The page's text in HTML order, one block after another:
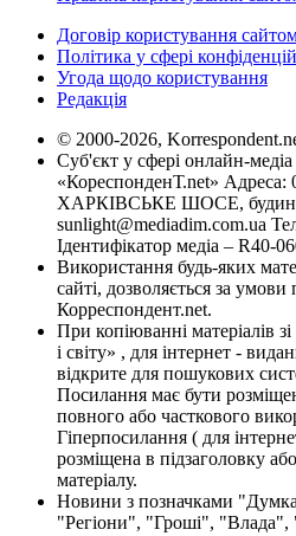
Договір користування
Політика у сфері
Угода щодо користування
Редакція
© 2000-2026,
Суб'єкт у сфері онлайн-
«КореспонденТ.net» Адреса:
ХАРКІВСЬКЕ ШОСЕ,
sunlight@mediadim.com.ua
Ідентифікатор медіа – R40-
Використання будь-яких
сайті, дозволяється за
Корреспондент.net.
При копіюванні матеріалів
і світу» , для інтернет -
відкрите для пошукових
Посилання має бути
повного або часткового
Гіперпосилання ( для
розміщена в підзаголовку
матеріалу.
Новини з позначками
"Регіони", "Гроші",